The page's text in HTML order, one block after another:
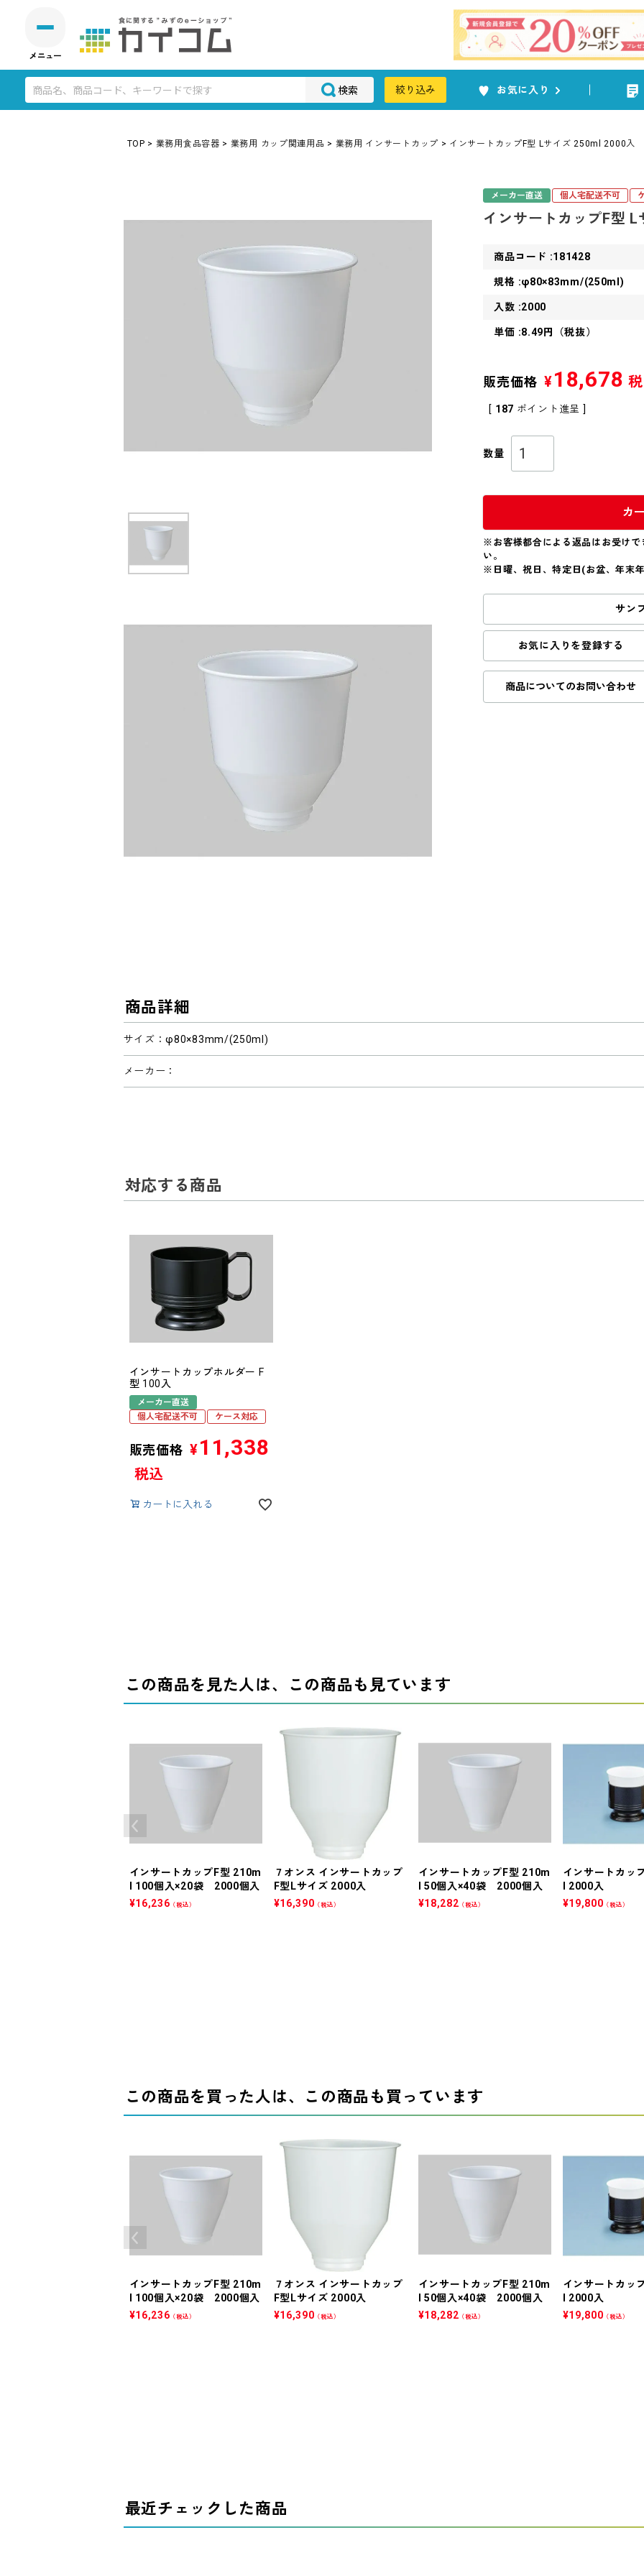
検索 絞り込み お気に入り
TOP 業務用食品容器 業務用 カップ関連用品 業務用 インサートカップ インサートカップF型 Lサイズ 250ml 2000入
メーカー直送 個人宅配送不可
インサートカップF型
商品コード :181428
規格 :φ80×83mm/(250ml)
入数 :2000
単価 :8.49円（税抜）
販売価格 ¥18,678
[ 187 ポイント進呈 ]
カ
※お客様都合による返品はお受けで
い。
※日曜、祝日、特定日(お盆、年末
サン
お気に入りを登録する
商品についてのお問い合わせ
商品詳細
サイズ：φ80×83mm/(250ml)
メーカー：
対応する商品
インサートカップホルダー F
型 100入
メーカー直送
個人宅配送不可
ケース対応
販売価格 ¥11,338
税込
カートに入れる
この商品を見た人は、この商品も見ています
インサートカップF型 210m
l 100個入×20袋 2000個入
¥16,236 （税込）
７オンス インサートカップ
F型Lサイズ 2000入
¥16,390 （税込）
インサートカップF型 210m
l 50個入×40袋 2000個入
¥18,282 （税込）
インサートカッ
l 2000入
¥19,800 （税込）
この商品を買った人は、この商品も買っています
インサートカップF型 210m
l 100個入×20袋 2000個入
¥16,236 （税込）
７オンス インサートカップ
F型Lサイズ 2000入
¥16,390 （税込）
インサートカップF型 210m
l 50個入×40袋 2000個入
¥18,282 （税込）
インサートカッ
l 2000入
¥19,800 （税込）
最近チェックした商品